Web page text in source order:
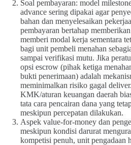
Soal pembayaran: model
advance sering dipakai agar
bahan dan menyelesaikan
pembayaran bertahap
memberi modal kerja sementara
bagi unit pembeli menahan
sampai verifikasi mutu. Jika
opsi escrow (pihak ketiga
bukti penerimaan) adalah
meminimalkan risiko gagal
KMK/aturan keuangan daerah
tata cara pencairan dana yang
meskipun percepatan dilakukan.
Aspek value-for-money dan
meskipun kondisi darurat
kompetisi penuh, unit pengadaan